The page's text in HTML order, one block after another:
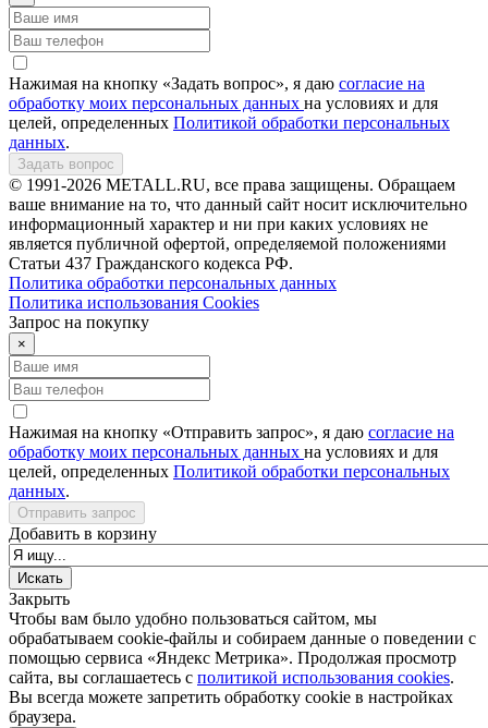
Нажимая на кнопку «Задать вопрос», я даю согласие на
обработку моих персональных данных на условиях и для
целей, определенных Политикой обработки персональных
данных.
Задать вопрос
© 1991-2026 METALL.RU, все права защищены. Обращаем
ваше внимание на то, что данный сайт носит исключительно
информационный характер и ни при каких условиях не
является публичной офертой, определяемой положениями
Статьи 437 Гражданского кодекса РФ.
Политика обработки персональных данных
Политика использования Сookies
Запрос на покупку
×
Нажимая на кнопку «Отправить запрос», я даю согласие на
обработку моих персональных данных на условиях и для
целей, определенных Политикой обработки персональных
данных.
Отправить запрос
Добавить в корзину
Закрыть
Чтобы вам было удобно пользоваться сайтом, мы
обрабатываем cookie-файлы и собираем данные о поведении с
помощью сервиса «Яндекс Метрика». Продолжая просмотр
сайта, вы соглашаетесь с политикой использования cookies.
Вы всегда можете запретить обработку cookie в настройках
браузера.